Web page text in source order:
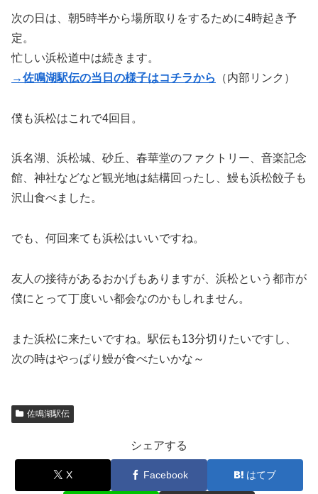
次の日は、朝5時半から場所取りをするために4時起き予
定。
忙しい浜松道中は続きます。
→佐鳴湖駅伝の当日の様子はコチラから
（内部リンク）
僕も浜松はこれで4回目。
浜名湖、浜松城、砂丘、春華堂のファクトリー、音楽記念
館、神社などなど観光地は結構回ったし、鰻も浜松餃子も
沢山食べました。
でも、何回来ても浜松はいいですね。
友人の接待があるおかげもありますが、浜松という都市が
僕にとって丁度いい都会なのかもしれません。
また浜松に来たいですね。駅伝も13分切りたいですし、
次の時はやっぱり鰻が食べたいかな～
佐鳴湖駅伝
シェアする
X Facebook はてブ